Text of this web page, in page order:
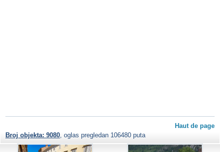
Haut de page
Broj objekta: 9080 , oglas pregledan 106480 puta